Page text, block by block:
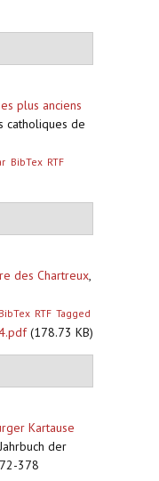
plus anciens
catholiques de
BibTex RTF
des Chartreux,
BibTex RTF Tagged
(178.73 KB)
Kartause
der
378